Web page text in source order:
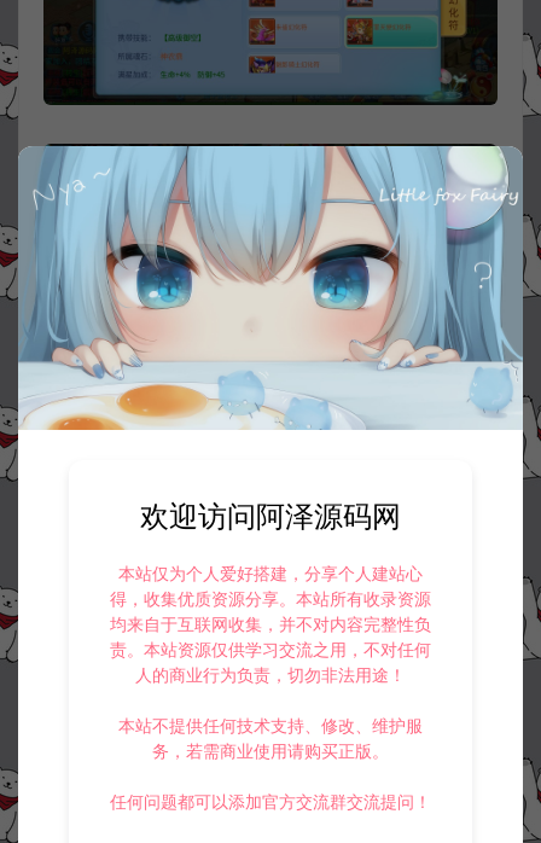
欢迎访问阿泽源码网
本站仅为个人爱好搭建，分享个人建站心
得，收集优质资源分享。本站所有收录资源
均来自于互联网收集，并不对内容完整性负
责。本站资源仅供学习交流之用，不对任何
人的商业行为负责，切勿非法用途！
本站不提供任何技术支持、修改、维护服
务，若需商业使用请购买正版。
任何问题都可以添加官方交流群交流提问！